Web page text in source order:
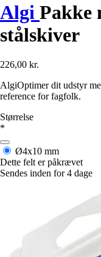
Algi Pakke
stålskiver
226,00 kr.
AlgiOptimer dit udstyr
reference for fagfolk.
Størrelse
*
Ø4x10 mm
Dette felt er påkrævet
Sendes inden for 4 dage